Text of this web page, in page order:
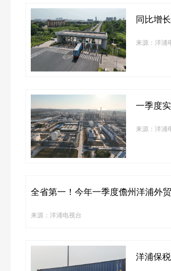
同比增
来源：洋浦
一季度
来源：洋浦
全省第一！今年一季度儋州洋浦外
来源：洋浦电视台
洋浦保